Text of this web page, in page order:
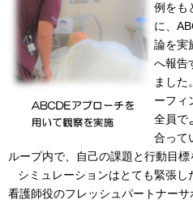
例をも
に、
論を実
へ報告
ました
ーフィ
全員で
合って
ループ内で、自己の課題と行動目標
シミュレーションはとても緊張し
看護師役のフレッシュパートナー